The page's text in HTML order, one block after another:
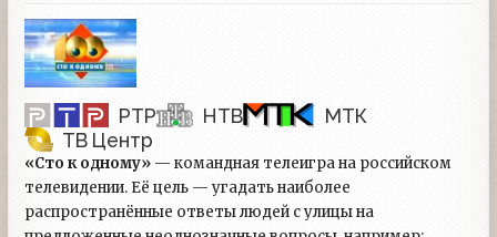
РТР НТВ
МТК
ТВ Центр
«Сто к одному» — командная телеигра на российском
телевидении. Её цель — угадать наиболее
распространённые ответы людей с улицы на